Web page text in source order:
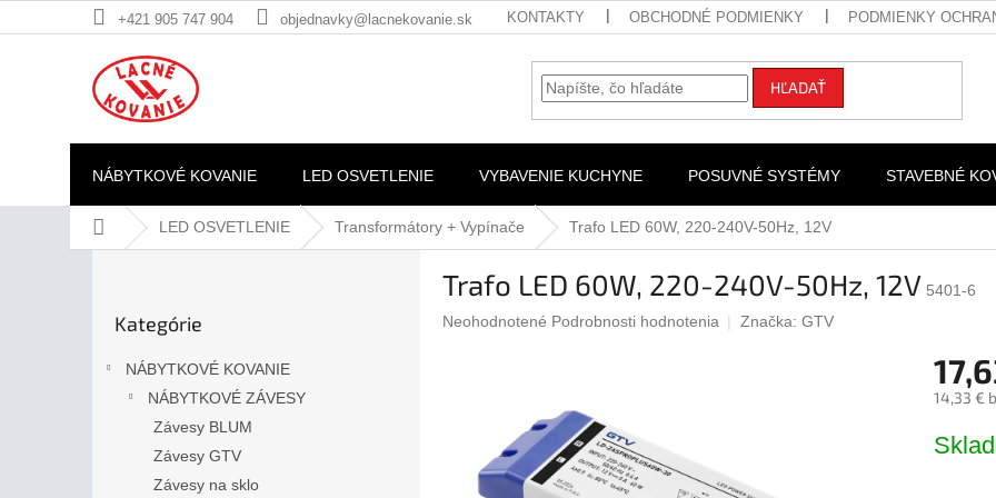
na
+421 905 747 904 objednavky@lacnekovanie.sk KONTAKTY OBCHODNÉ PODMIENKY PODMIENKY
HĽADAŤ
NÁBYTKOVÉ KOVANIE LED OSVETLENIE VYBAVENIE KUCHYNE POSUVNÉ SYSTÉMY STAVEBNÉ
DomovLED OSVETLENIE Transformátory + Vypínače Trafo LED 60W, 220-240V-50Hz, 12V
kategórie
Kategórie
NÁBYTKOVÉ KOVANIE
NÁBYTKOVÉ ZÁVESY
Závesy BLUM
Závesy GTV
Závesy na sklo
Trafo LED 60W, 220-240V-50Hz, 12V 5401-6
Priemerné
hviezdičiek.
Neohodnotené Podrobnosti hodnotenia Značka: GTV
14,33 €
cena: